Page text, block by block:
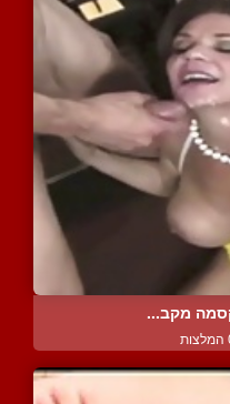
מקב...